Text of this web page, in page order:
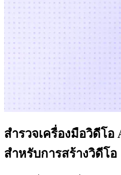
สำรวจเครื่องมือวิดีโอ
สำหรับการสร้างวิดีโอ